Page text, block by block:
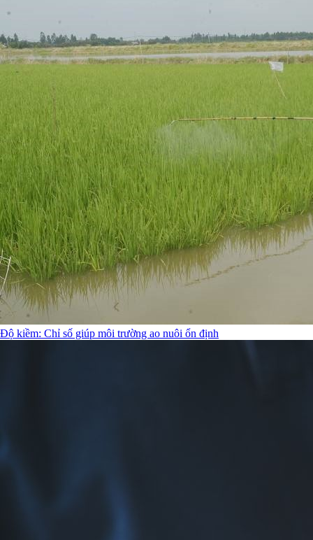
Độ kiềm: Chỉ số giúp môi trường ao nuôi ổn định